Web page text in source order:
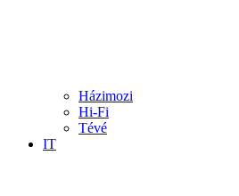
Házimozi
Hi-Fi
Tévé
IT